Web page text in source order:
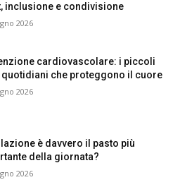
inclusione e condivisione
2026
cardiovascolare: i piccoli
quotidiani che proteggono il cuore
2026
è davvero il pasto più
della giornata?
2026